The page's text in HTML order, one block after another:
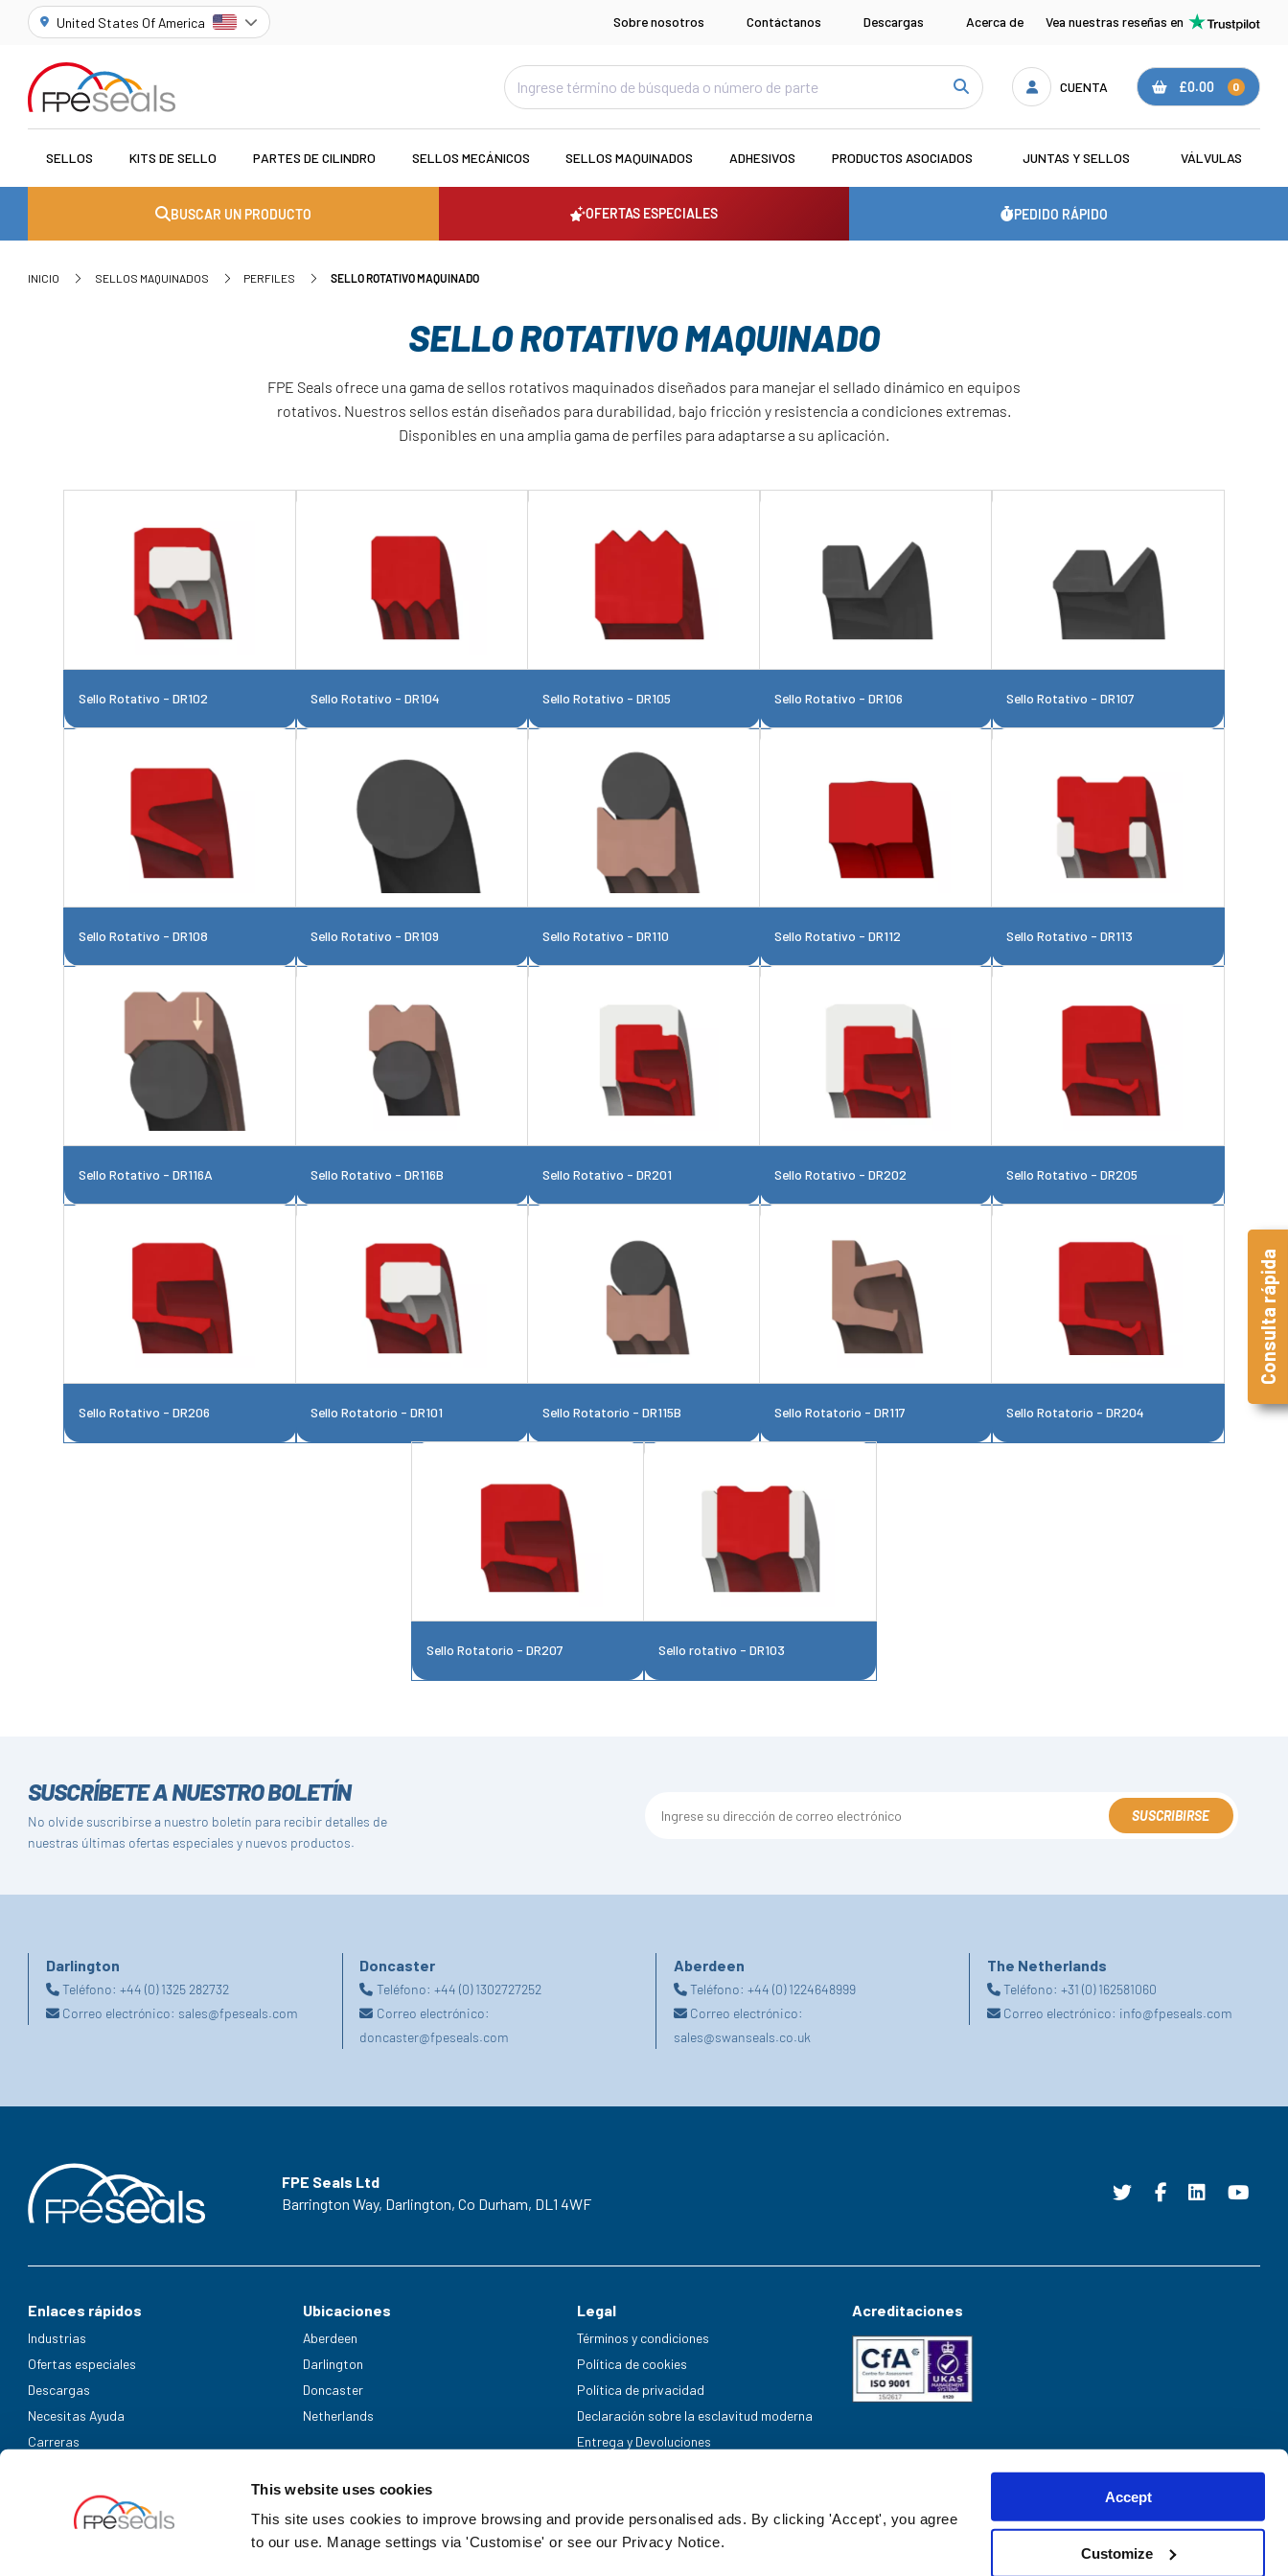
This website uses cookies
This site uses cookies to improve browsing and provide personalised ads. By clicking 'Accept', you agree
to our use. Manage settings via 'Customise' or see our Privacy Notice.
Accept
Customize
United States Of America Sobre nosotros Contáctanos Descargas Acerca de Vea nuestras reseñas en
CUENTA £0.00 0
SELLOS KITS DE SELLO PARTES DE CILINDRO SELLOS MECÁNICOS SELLOS MAQUINADOS ADHESIVOS PRODUCTOS ASOCIADOS JUNTAS Y SELLOS VÁLVULAS
BUSCAR UN PRODUCTO OFERTAS ESPECIALES PEDIDO RÁPIDO
INICIO SELLOS MAQUINADOS PERFILES SELLO ROTATIVO MAQUINADO
SELLO ROTATIVO MAQUINADO
FPE Seals ofrece una gama de sellos rotativos maquinados diseñados para manejar el sellado dinámico en equipos
rotativos. Nuestros sellos están diseñados para durabilidad, bajo fricción y resistencia a condiciones extremas.
Disponibles en una amplia gama de perfiles para adaptarse a su aplicación.
Sello Rotativo - DR102 Sello Rotativo - DR104 Sello Rotativo - DR105 Sello Rotativo - DR106 Sello Rotativo - DR107
Sello Rotativo - DR108 Sello Rotativo - DR109 Sello Rotativo - DR110 Sello Rotativo - DR112 Sello Rotativo - DR113
Sello Rotativo - DR116A Sello Rotativo - DR116B Sello Rotativo - DR201 Sello Rotativo - DR202 Sello Rotativo - DR205
Sello Rotativo - DR206 Sello Rotatorio - DR101 Sello Rotatorio - DR115B Sello Rotatorio - DR117 Sello Rotatorio - DR204
Sello Rotatorio - DR207 Sello rotativo - DR103
SUSCRÍBETE A NUESTRO BOLETÍN
No olvide suscribirse a nuestro boletín para recibir detalles de
nuestras últimas ofertas especiales y nuevos productos.
SUSCRIBIRSE
Darlington
Teléfono:+44 (0) 1325 282732
Correo electrónico: sales@fpeseals.com
Doncaster
Teléfono: +44 (0) 1302727252
Correo electrónico:
doncaster@fpeseals.com
Aberdeen
Teléfono: +44 (0) 1224648999
Correo electrónico:
sales@swanseals.co.uk
The Netherlands
Teléfono:+31 (0) 162581060
Correo electrónico: info@fpeseals.com
FPE Seals Ltd
Barrington Way, Darlington, Co Durham, DL1 4WF
Enlaces rápidos
Industrias
Ofertas especiales
Descargas
Necesitas Ayuda
Carreras
Ubicaciones
Aberdeen
Darlington
Doncaster
Netherlands
Legal
Términos y condiciones
Política de cookies
Política de privacidad
Declaración sobre la esclavitud moderna
Entrega y Devoluciones
Acreditaciones
Consulta rápida